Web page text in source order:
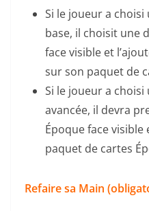
Si le joueur a
base, il choisit une
face visible et
sur son paquet de
Si le joueur a
avancée, il devra
Époque face
paquet de cartes
Refaire sa Main